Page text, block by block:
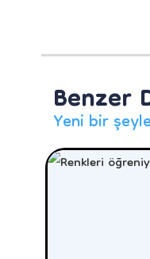
Benzer
Yeni bir